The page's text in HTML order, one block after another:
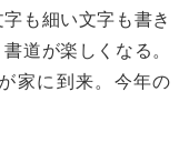
も細い文字も書き
道が楽しくなる。
家に到来。今年の